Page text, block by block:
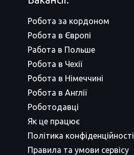
Робота за кордоном
Робота в Європі
Работа в Польше
Робота в Чехії
Робота в Німеччині
Робота в Англії
Роботодавці
Як це працює
Політика конфіденційності
Правила та умови сервісу